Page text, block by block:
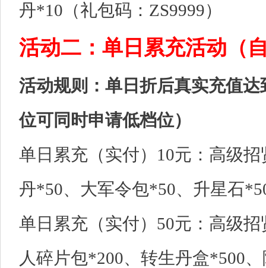
丹*10（礼包码：ZS9999）
活动二：单日累充活动（
活动规则：单日折后真实充值
位可同时申请低档位）
单日累充（实付）10元：高级
丹*50、大军令包*50、升星石
单日累充（实付）50元：高级
人碎片包*200、转生丹盒*500